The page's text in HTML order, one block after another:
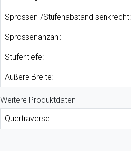
Sprossen-/Stufenabstand senkrecht:
Sprossenanzahl:
Stufentiefe:
Äußere Breite:
Weitere Produktdaten
Quertraverse: